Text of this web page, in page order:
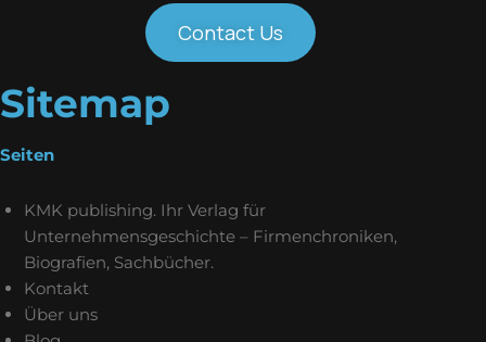
Contact Us
Sitemap
Seiten
KMK publishing. Ihr Verlag für
Unternehmensgeschichte – Firmenchroniken,
Biografien, Sachbücher.
Kontakt
Über uns